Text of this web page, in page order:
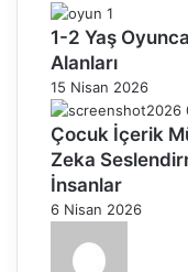
1-2 Yaş
Alanları
15 Nisan 2026
Çocuk İçerik
Zeka
İnsanlar
6 Nisan 2026